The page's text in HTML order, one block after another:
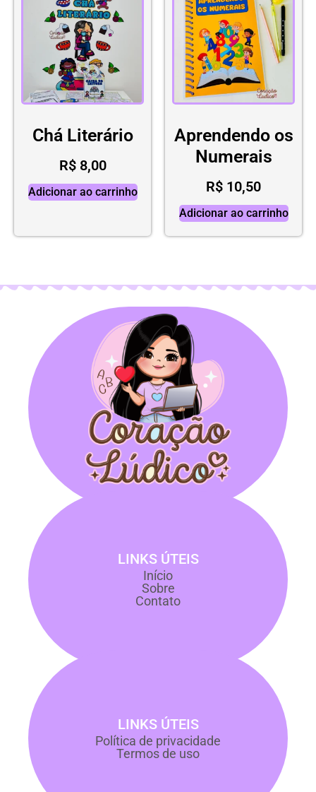
Chá Literário
R$8,00
Adicionar ao carrinho
Aprendendo os
Numerais
R$ 10,50
Adicionar ao carrinho
LINKS ÚTEIS
Início
Sobre
Contato
LINKS ÚTEIS
Política de privacidade
Termos de uso